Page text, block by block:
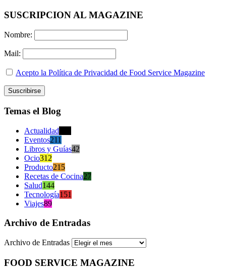
SUSCRIPCION AL MAGAZINE
Nombre:
Mail:
Acepto la Política de Privacidad de Food Service Magazine
Temas el Blog
Actualidad
Eventos211
Libros y Guías42
Ocio312
Producto215
Recetas de Cocina27
Salud144
Tecnología151
Viajes89
Archivo de Entradas
Archivo de Entradas
FOOD SERVICE MAGAZINE